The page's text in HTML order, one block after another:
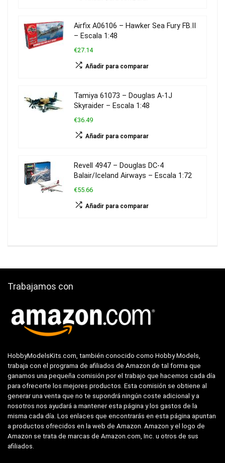
Airfix A06106 – Hawker Sea Fury FB.II
– Escala 1:48
€27.14
Añadir para comparar
Tamiya 61073 – Douglas A-1J
Skyraider – Escala 1:48
€36.49
Añadir para comparar
Revell 4947 – Douglas DC-4
Balair/Iceland Airways – Escala 1:72
€55.66
Añadir para comparar
Trabajamos con
HobbyModelsKits.com, también conocido como Hobby Models,
trabaja con el programa de afiliados de Amazon de tal forma que
ganamos una pequeña comisión por el trabajo que hacemos cada día
para ofrecerte los mejores productos. Esta comisión se obtiene al
generar una venta que no te supondrá ningún coste adicional y a
nosotros nos ayudará a mantener esta página y los gastos de la
misma cada día. Los enlaces que encontrarás en esta página apuntan
a productos ofrecidos en la web de Amazon. Amazon y el logo de
Amazon se trata de marcas de Amazon.com, Inc. u otros de sus
afiliados.